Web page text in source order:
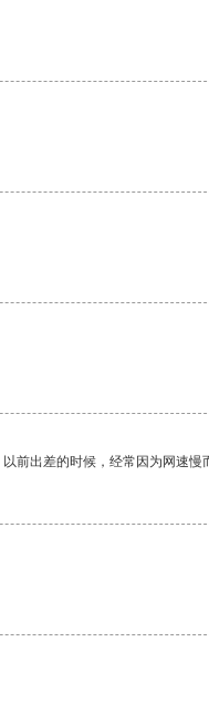
出差的时候，经常因为网速慢